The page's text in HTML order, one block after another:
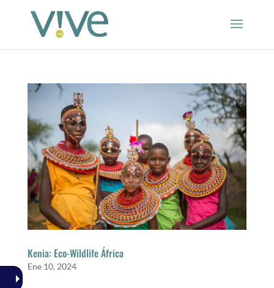
Kenia: Eco-Wildlife África
Ene 10, 2024